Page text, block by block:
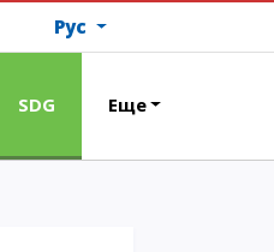
Рус
SDG Еще